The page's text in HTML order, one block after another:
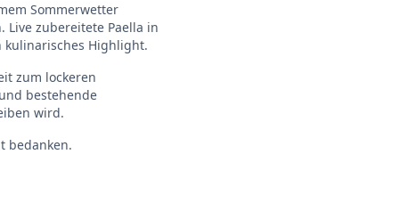
Sommerwetter
zubereitete Paella in
kulinarisches Highlight.
zum lockeren
bestehende
wird.
bedanken.